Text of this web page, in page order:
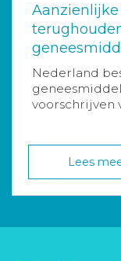
Nederland
voorschrijven
Lees